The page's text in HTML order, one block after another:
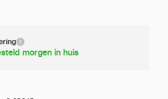
morgen in huis